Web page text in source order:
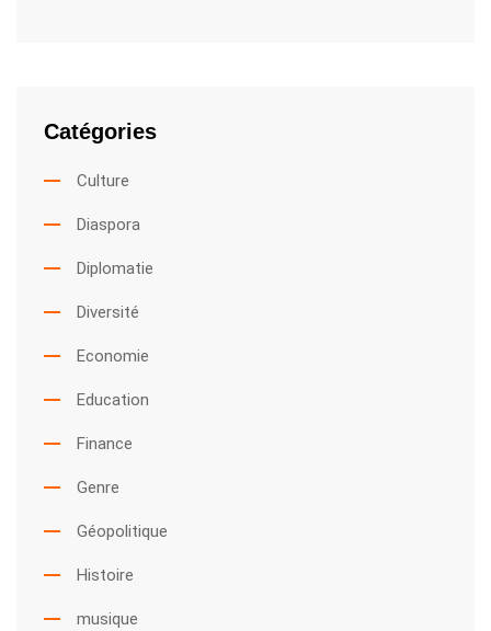
Catégories
Culture
Diaspora
Diplomatie
Diversité
Economie
Education
Finance
Genre
Géopolitique
Histoire
musique